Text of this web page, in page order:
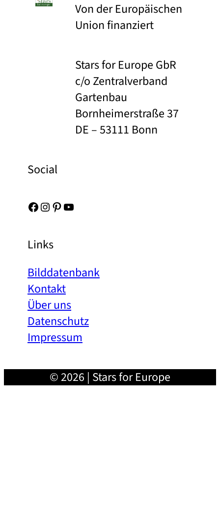
Von der Europäischen
Union finanziert
Stars for Europe GbR
c/o Zentralverband
Gartenbau
Bornheimerstraße 37
DE – 53111 Bonn
Social
Facebook Instagram Pinterest YouTube
Links
Bilddatenbank
Kontakt
Über uns
Datenschutz
Impressum
© 2026 | Stars for Europe